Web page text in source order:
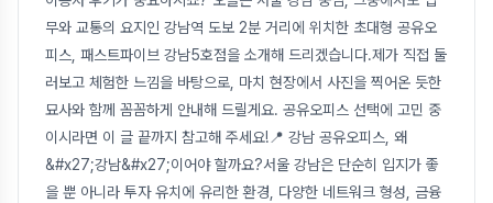
무와 교통의 요지인 강남역 도보 2분 거리에 위치한 초대형 공유오
피스, 패스트파이브 강남5호점을 소개해 드리겠습니다.제가 직접 둘
러보고 체험한 느낌을 바탕으로, 마치 현장에서 사진을 찍어온 듯한
묘사와 함께 꼼꼼하게 안내해 드릴게요. 공유오피스 선택에 고민 중
이시라면 이 글 끝까지 참고해 주세요!📍 강남 공유오피스, 왜
&#x27;강남&#x27;이어야 할까요?서울 강남은 단순히 입지가 좋
을 뿐 아니라 투자 유치에 유리한 환경, 다양한 네트워크 형성, 금융